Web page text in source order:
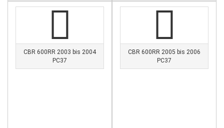
CBR 600RR 2003 bis 2004
PC37
CBR 600RR 2005 bis 2006
PC37